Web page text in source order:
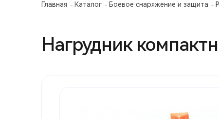
Главная Каталог Боевое снаряжение и защита
Нагрудник